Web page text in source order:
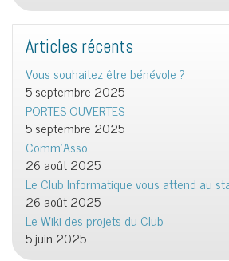
Articles récents
Vous souhaitez être bénévole ?
5 septembre 2025
PORTES OUVERTES
5 septembre 2025
Comm’Asso
26 août 2025
Le Club Informatique vous attend au
26 août 2025
Le Wiki des projets du Club
5 juin 2025